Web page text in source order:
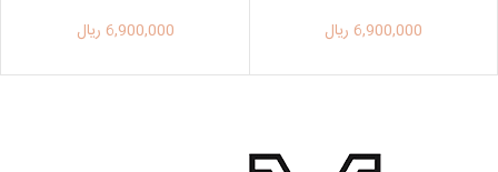
6,900,000 ریال 6,900,000 ریال